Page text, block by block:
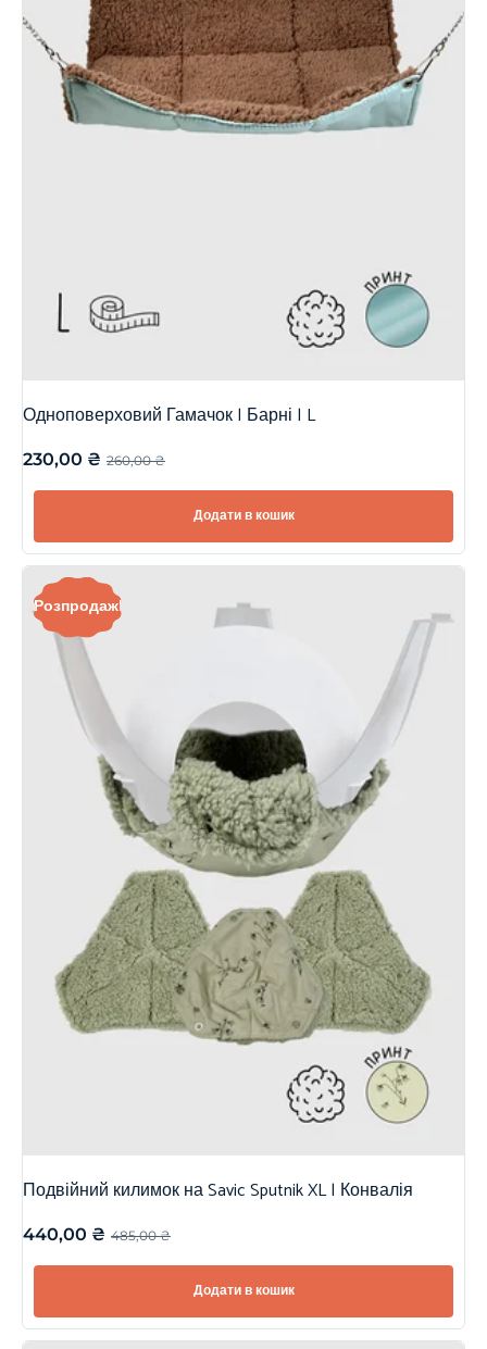
Одноповерховий Гамачок | Барні | L
260,00₴
230,00 ₴
Додати в кошик
Розпродаж!
Подвійний килимок на Savic Sputnik XL | Конвалія
485,00₴
440,00 ₴
Додати в кошик